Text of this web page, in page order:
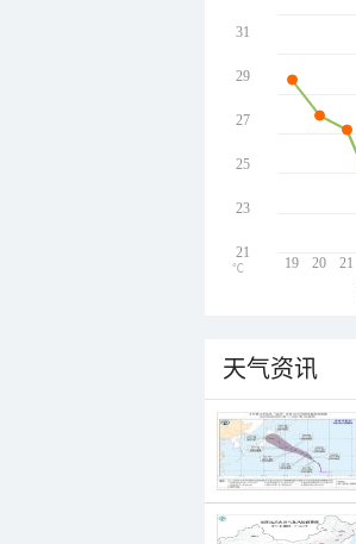
19 20 21
31
29
27
25
23
21
℃
天气资讯